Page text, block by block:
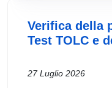
Verifica della
Test TOLC e
27 Luglio 2026